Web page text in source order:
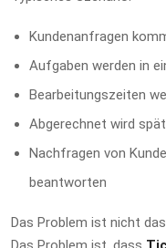
Kundenanfragen
Aufgaben werden in
Bearbeitungszeiten
Abgerechnet wird
Nachfragen von
beantworten
Das Problem ist nicht